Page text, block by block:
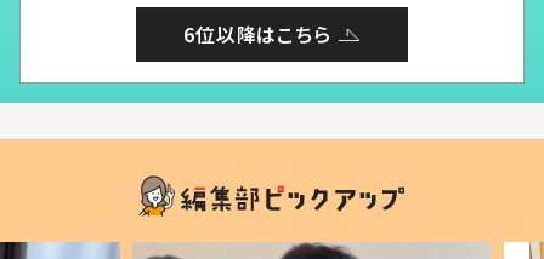
6位以降はこちら